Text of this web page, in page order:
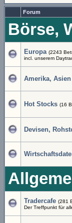
Forum
Börse,
Europa (2243
incl. unserem
Amerika, Asien
Hot Stocks (16
Devisen,
Tradercafe (281
Der Treffpunkt für